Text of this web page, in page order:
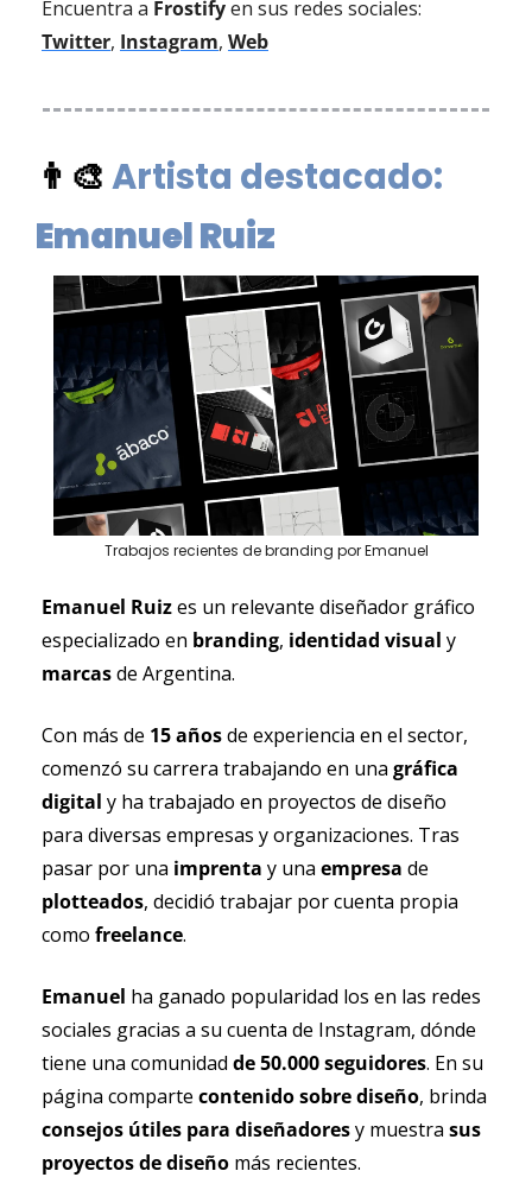
Encuentra a Frostify
Twitter, Instagram, Web
👨‍🎨
Emanuel Ruiz
Trabajos recientes de branding por Emanuel
Emanuel Ruiz es un relevante diseñador gráfico
especializado en branding, identidad visual
marcas de Argentina.
Con más de 15 años de experiencia en el sector,
comenzó su carrera trabajando en una gráfica
digital y ha trabajado en proyectos de diseño
para diversas empresas y organizaciones. Tras
pasar por una imprenta y una empresa
plotteados, decidió trabajar por cuenta propia
como freelance.
Emanuel ha ganado popularidad los en las redes
sociales gracias a su cuenta de Instagram, dónde
tiene una comunidad de 50.000 seguidores. En su
página comparte contenido sobre diseño
consejos útiles para diseñadores y muestra sus
proyectos de diseño más recientes.